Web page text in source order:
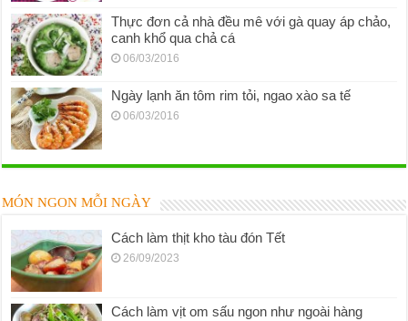
Thực đơn cả nhà đều mê với gà quay áp chảo,
canh khổ qua chả cá
06/03/2016
Ngày lạnh ăn tôm rim tỏi, ngao xào sa tế
06/03/2016
MÓN NGON MỖI NGÀY
Cách làm thịt kho tàu đón Tết
26/09/2023
Cách làm vịt om sấu ngon như ngoài hàng